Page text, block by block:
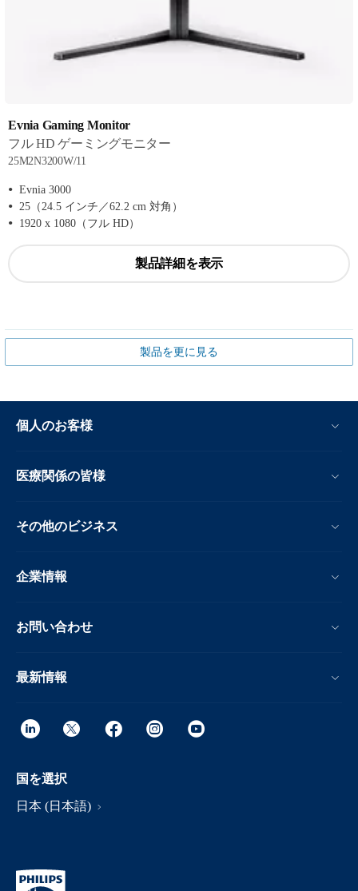
Evnia Gaming Monitor
フル HD ゲーミングモニター
25M2N3200W/11
Evnia 3000
25（24.5 インチ／62.2 cm 対角）
1920 x 1080（フル HD）
製品詳細を表示
製品を更に見る
個人のお客様
医療関係の皆様
その他のビジネス
企業情報
お問い合わせ
最新情報
国を選択
日本 (日本語)